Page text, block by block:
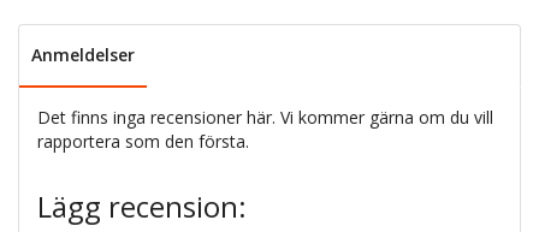
Anmeldelser
Det finns inga recensioner här. Vi kommer gärna om du vill
rapportera som den första.
Lägg recension: